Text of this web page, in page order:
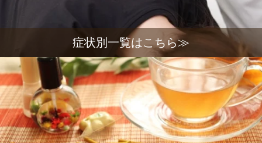
症状別一覧はこちら≫